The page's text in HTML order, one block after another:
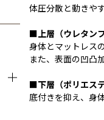
体圧分散と動きや
■上層（ウレタン
身体とマットレス
また、表面の凹凸
■下層（ポリエステ
底付きを抑え、身